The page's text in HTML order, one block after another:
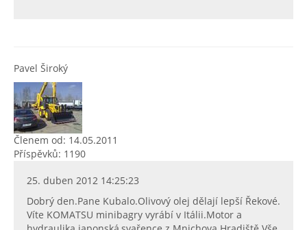
Pavel Široký
Členem od: 14.05.2011
Příspěvků: 1190
25. duben 2012 14:25:23
Dobrý den.Pane Kubalo.Olivový olej dělají lepší Řekové.
Víte KOMATSU minibagry vyrábí v Itálii.Motor a